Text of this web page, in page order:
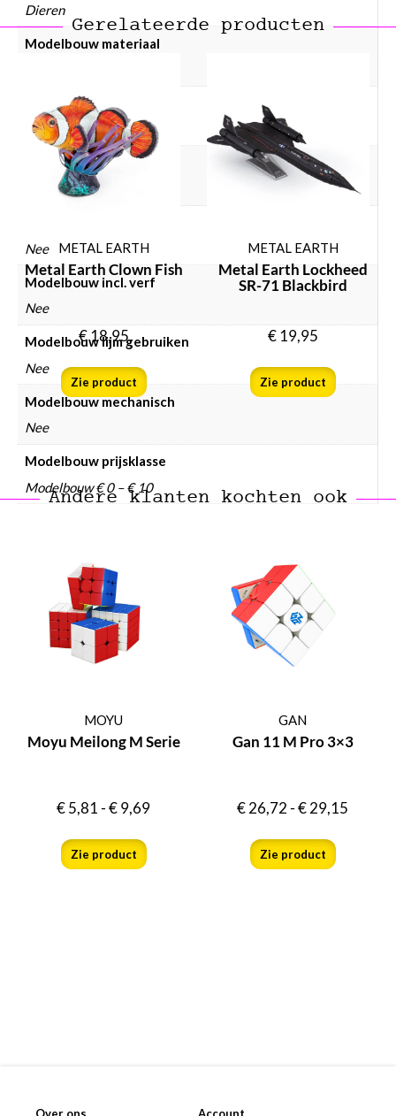
Dieren
Modelbouw materiaal
Modelbouw doelgroep
Volwassenen
Modelbouw dieren
Insecten
Nee
Modelbouw incl. verf
Nee
Modelbouw lijm gebruiken
Nee
Modelbouw mechanisch
Nee
Modelbouw prijsklasse
Modelbouw € 0 – € 10
Gerelateerde producten
METAL EARTH
Metal Earth Clown Fish
€18,95
Zie product
METAL EARTH
Metal Earth Lockheed
SR-71 Blackbird
€19,95
Zie product
Andere klanten kochten ook
MOYU
Moyu Meilong M Serie
€5,81-€9,69
Zie product
GAN
Gan 11 M Pro 3×3
€26,72-€29,15
Zie product